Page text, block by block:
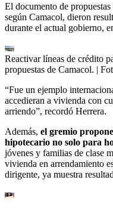
El documento de
según Camacol, dieron
durante el actual gobierno,
Reactivar líneas de crédito
propuestas de Camacol. |
“Fue un ejemplo
accedieran a vivienda con
arriendo”, recordó Herrera.
Además, el gremio
hipotecario no solo para
jóvenes y familias de clase
vivienda en arrendamiento
dirigente, ya muestra